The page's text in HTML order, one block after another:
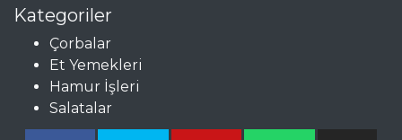
Tarifleri
MASTERCHEF
En leziz Uramaki
Kategoriler
Çorbalar
Et Yemekleri
Hamur İşleri
Salatalar